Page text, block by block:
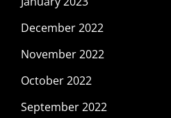
December 2022
November 2022
October 2022
September 2022